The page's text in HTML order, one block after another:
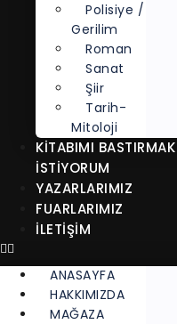
Polisiye /
Gerilim
Roman
Sanat
Şiir
Tarih-
Mitoloji
KITABIMI BASTIRMAK
İSTIYORUM
YAZARLARIMIZ
FUARLARIMIZ
İLETİŞİM
ANASAYFA
HAKKIMIZDA
MAĞAZA